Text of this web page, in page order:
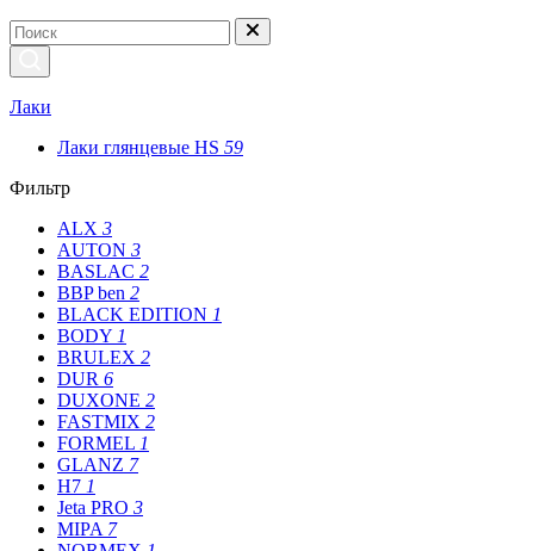
Лаки
Лаки глянцевые HS 59
Фильтр
ALX 3
AUTON 3
BASLAC 2
BBP ben 2
BLACK EDITION 1
BODY 1
BRULEX 2
DUR 6
DUXONE 2
FASTMIX 2
FORMEL 1
GLANZ 7
H7 1
Jeta PRO 3
MIPA 7